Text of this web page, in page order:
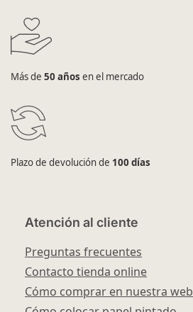
Más de 50 años en el mercado
Plazo de devolución de 100 días
Atención al cliente
Preguntas frecuentes
Contacto tienda online
Cómo comprar en nuestra web